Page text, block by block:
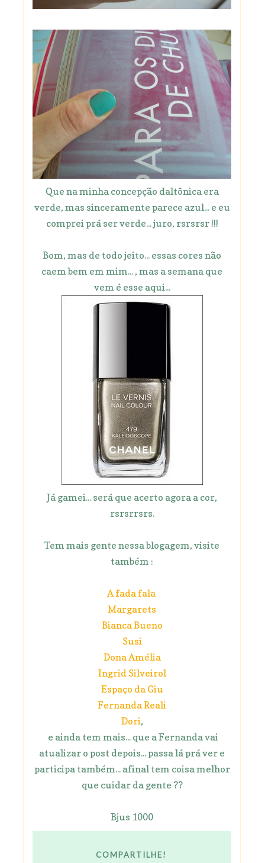
Que na minha concepção daltônica era
verde, mas sinceramente parece azul... e eu
comprei prá ser verde... juro, rsrsrsr !!!
Bom, mas de todo jeito... essas cores não
caem bem em mim... , mas a semana que
vem é esse aqui...
Já gamei... será que acerto agora a cor,
rsrsrrsrs.
Tem mais gente nessa blogagem, visite
também :
A fada fala
Margarets
Bianca Bueno
Susi
Dona Amélia
Ingrid Silveirol
Espaço da Giu
Fernanda Reali
Dori,
e ainda tem mais... que a Fernanda vai
atualizar o post depois... passa lá prá ver e
participa também... afinal tem coisa melhor
que cuidar da gente ??
Bjus 1000
COMPARTILHE!